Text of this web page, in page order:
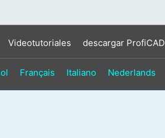
Videotutoriales descargar ProfiCAD
Français Italiano Nederlands